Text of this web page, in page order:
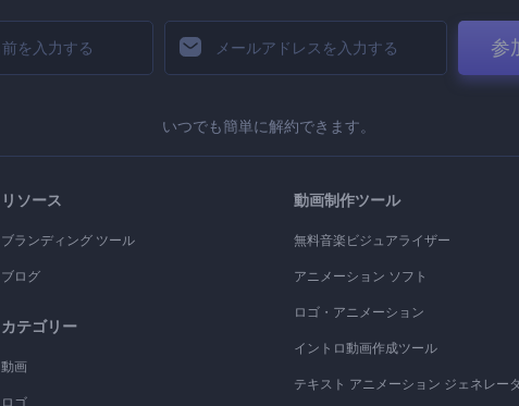
参
いつでも簡単に解約できます。
リソース
ブランディング ツール
ブログ
カテゴリー
動画
ロゴ
動画制作ツール
無料音楽ビジュアライザー
アニメーション ソフト
ロゴ・アニメーション
イントロ動画作成ツール
テキスト アニメーション ジェネレー